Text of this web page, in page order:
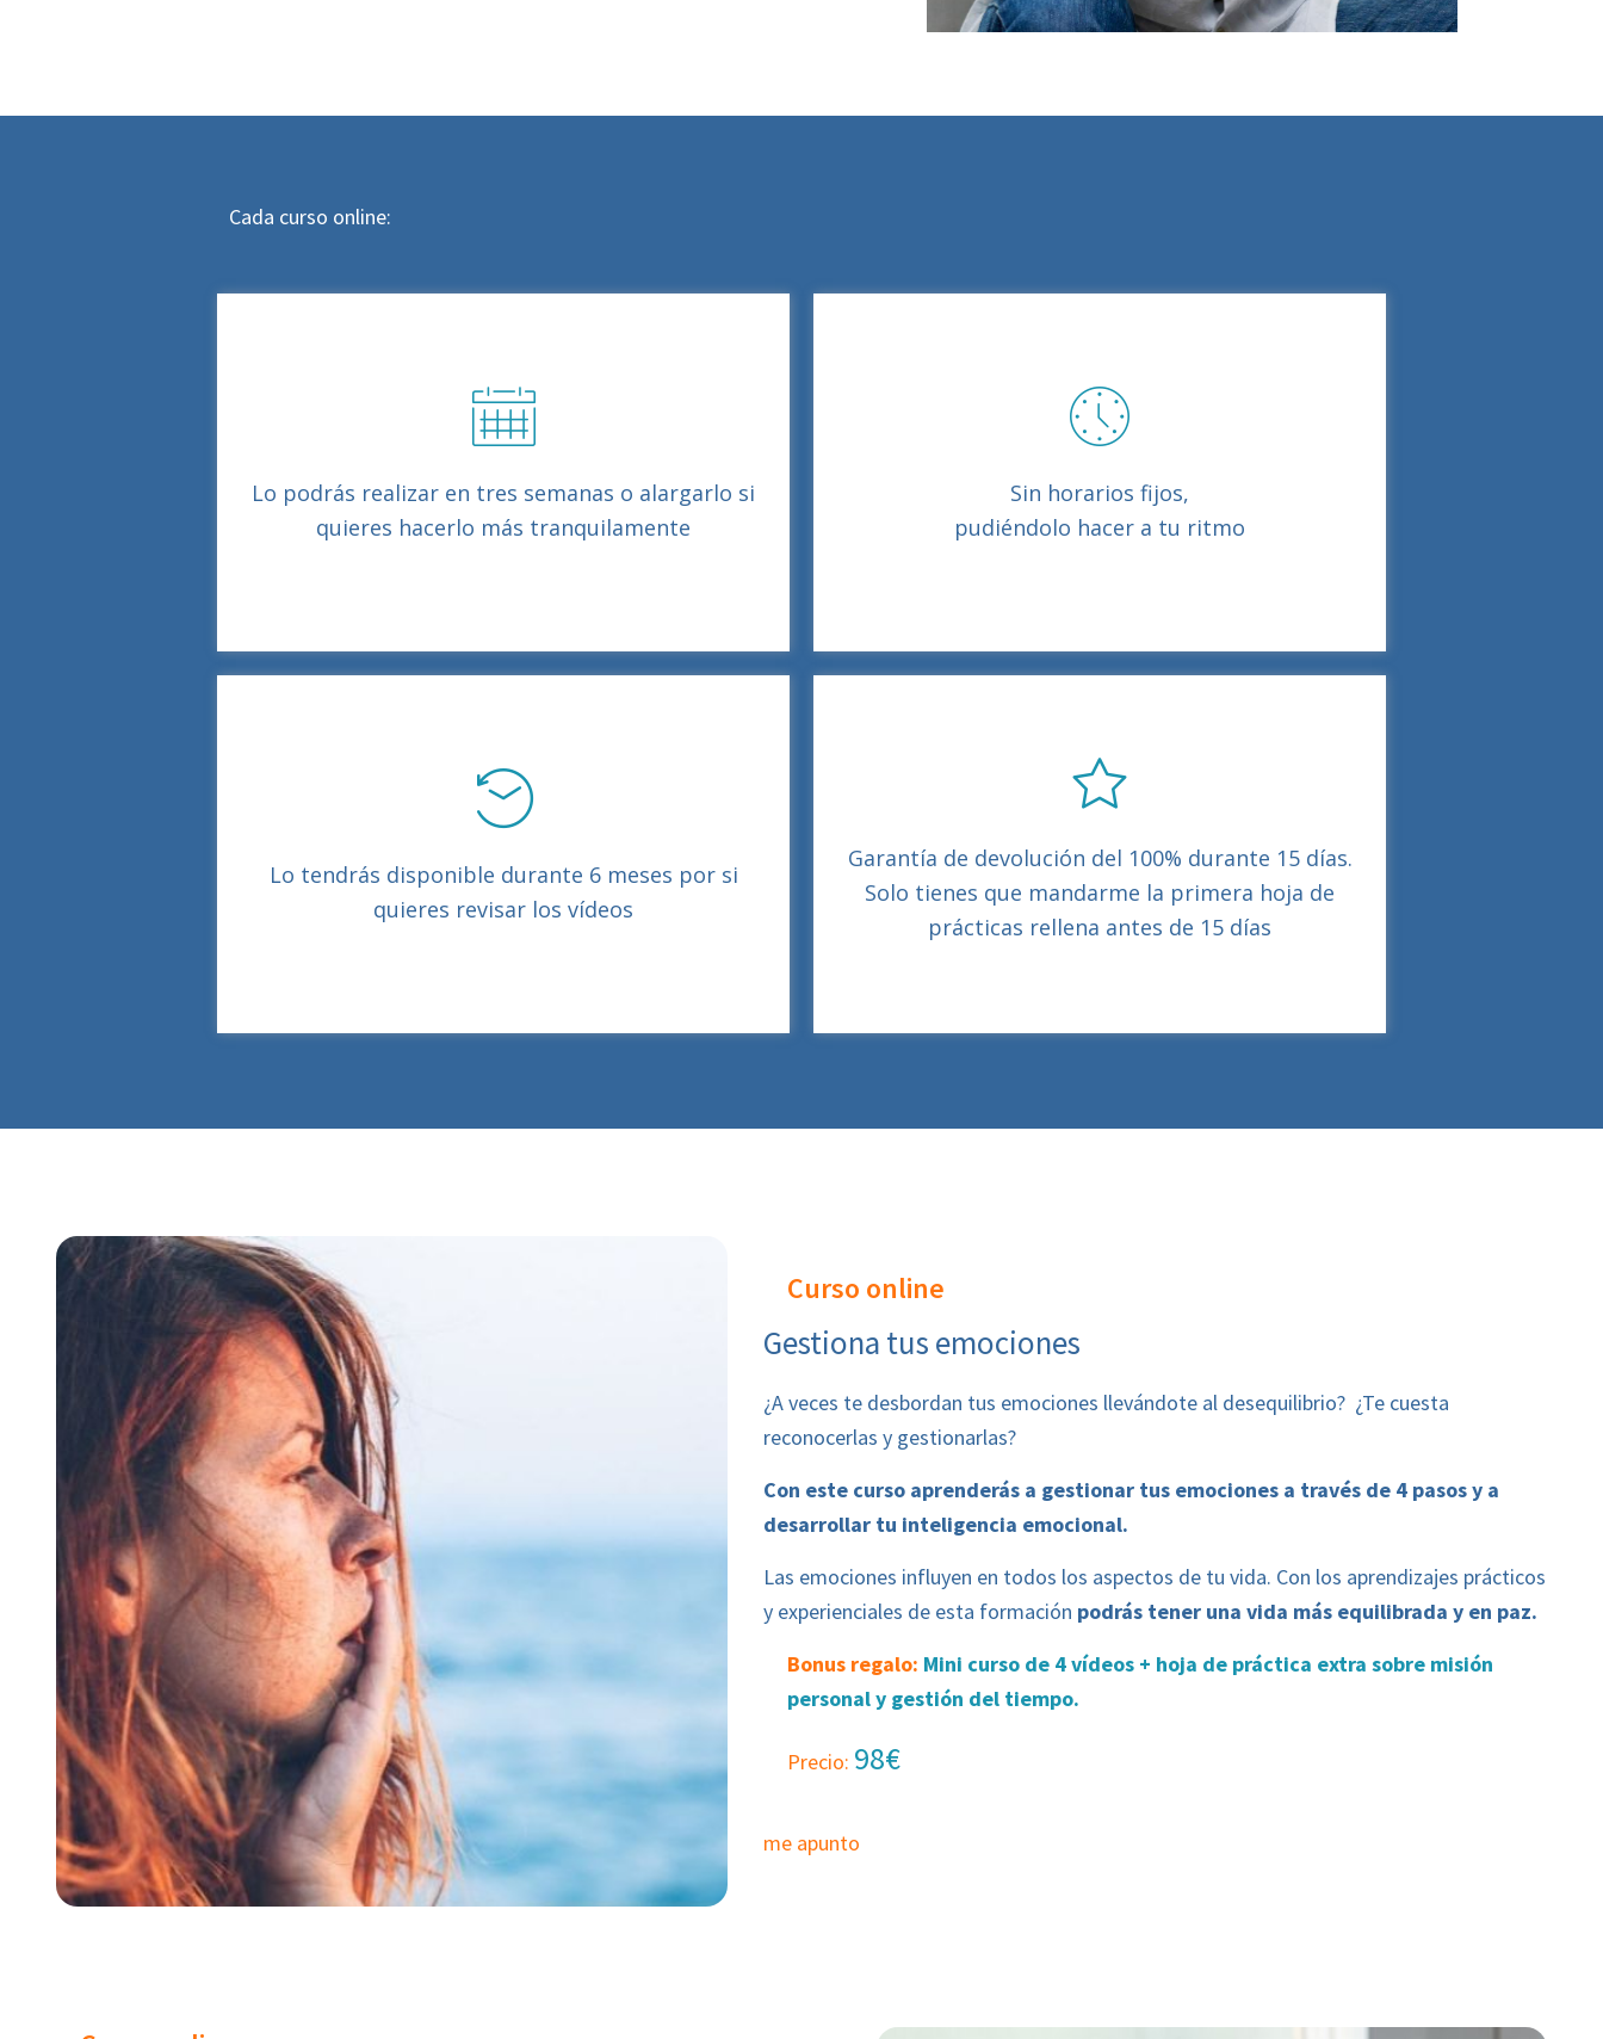
Cada curso online:
Lo podrás realizar en tres semanas o alargarlo si
quieres hacerlo más tranquilamente
Sin horarios fijos,
pudiéndolo hacer a tu ritmo
Lo tendrás disponible durante 6 meses por si
quieres revisar los vídeos
Garantía de devolución del 100% durante 15 días.
Solo tienes que mandarme la primera hoja de
prácticas rellena antes de 15 días
Curso online
Gestiona tus emociones
¿A veces te desbordan tus emociones llevándote al desequilibrio? ¿Te cuesta
reconocerlas y gestionarlas?
Con este curso aprenderás a gestionar tus emociones a través de 4 pasos y a
desarrollar tu inteligencia emocional.
Las emociones influyen en todos los aspectos de tu vida. Con los aprendizajes prácticos
y experienciales de esta formación podrás tener una vida más equilibrada y en paz.
Bonus regalo: Mini curso de 4 vídeos + hoja de práctica extra sobre misión
personal y gestión del tiempo.
Precio: 98€
me apunto